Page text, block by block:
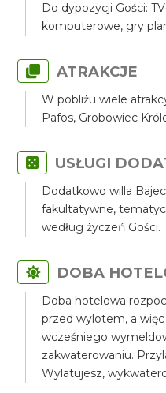
Do dypozycji Gości:
komputerowe, gry
ATRAKCJE
W pobliżu wiele
Pafos, Grobowiec
USŁUGI
Dodatkowo willa
fakultatywne,
według życzeń Gości.
DOBA
Doba hotelowa
przed wylotem, a
wcześniego
zakwaterowaniu.
Wylatujesz,